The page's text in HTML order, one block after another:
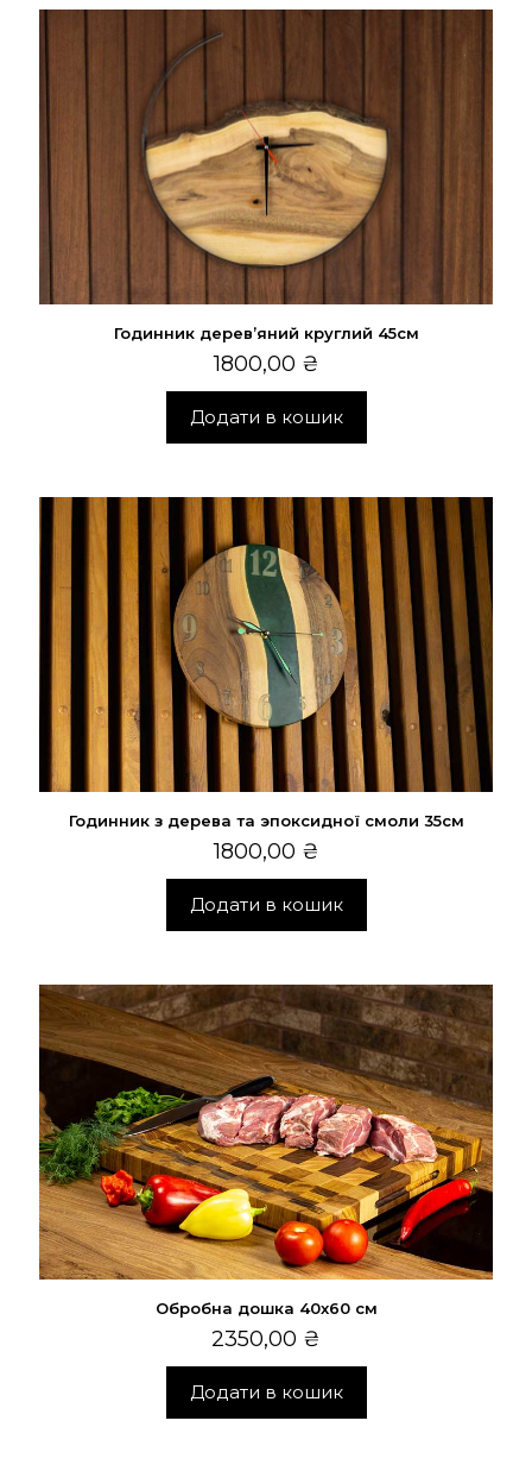
Годинник дерев’яний круглий 45см
1800,00 ₴
Додати в кошик
Годинник з дерева та эпоксидної смоли 35см
1800,00 ₴
Додати в кошик
Обробна дошка 40х60 см
2350,00 ₴
Додати в кошик